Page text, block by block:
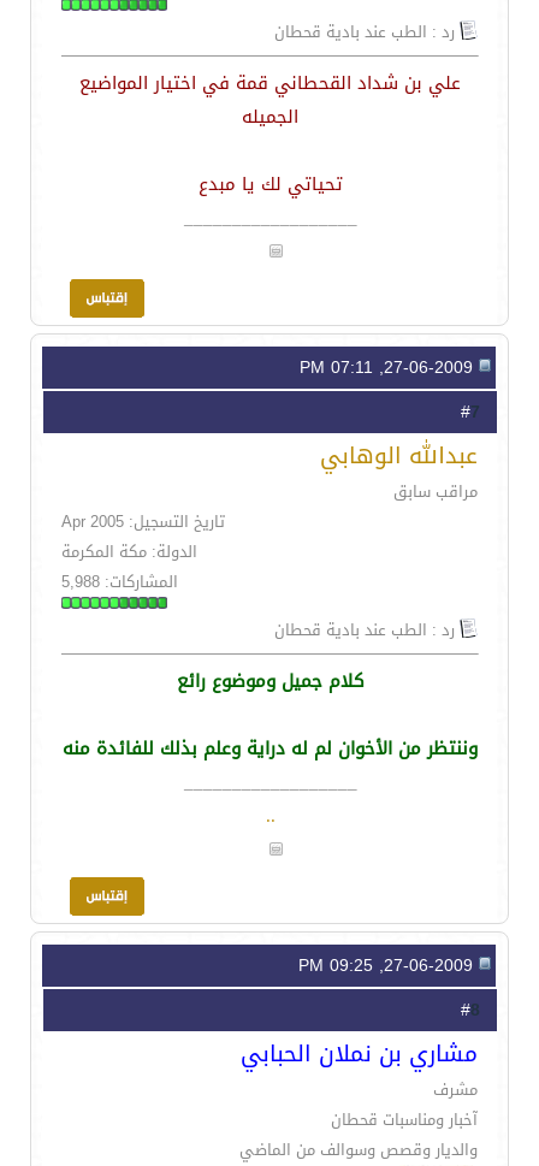
رد : الطب عند بادية قحطان
علي بن شداد القحطاني قمة في اختيار المواضيع
الجميله
تحياتي لك يا مبدع
__________________
7
عبدالله الوهابي
مراقب سابق
تاريخ التسجيل: Apr 2005
الدولة: مكة المكرمة
المشاركات: 5,988
رد : الطب عند بادية قحطان
كلام جميل وموضوع رائع
وننتظر من الأخوان لم له دراية وعلم بذلك للفائدة منه
__________________
.
.
8
مشاري بن نملان الحبابي
مشرف
آخبار ومناسبات قحطان
والديار وقصص وسوالف من الماضي